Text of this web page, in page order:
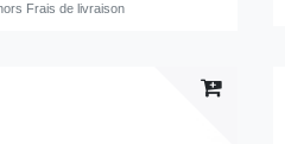
Frais de livraison